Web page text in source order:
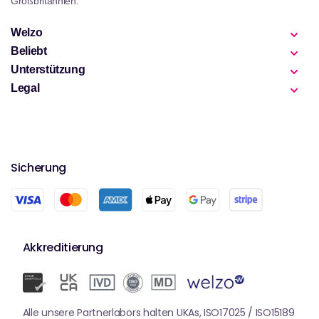
Welzo
Beliebt
Unterstützung
Legal
Sicherung
Akkreditierung
Alle unsere Partnerlabors halten UKAs, ISO17025 / ISO15189